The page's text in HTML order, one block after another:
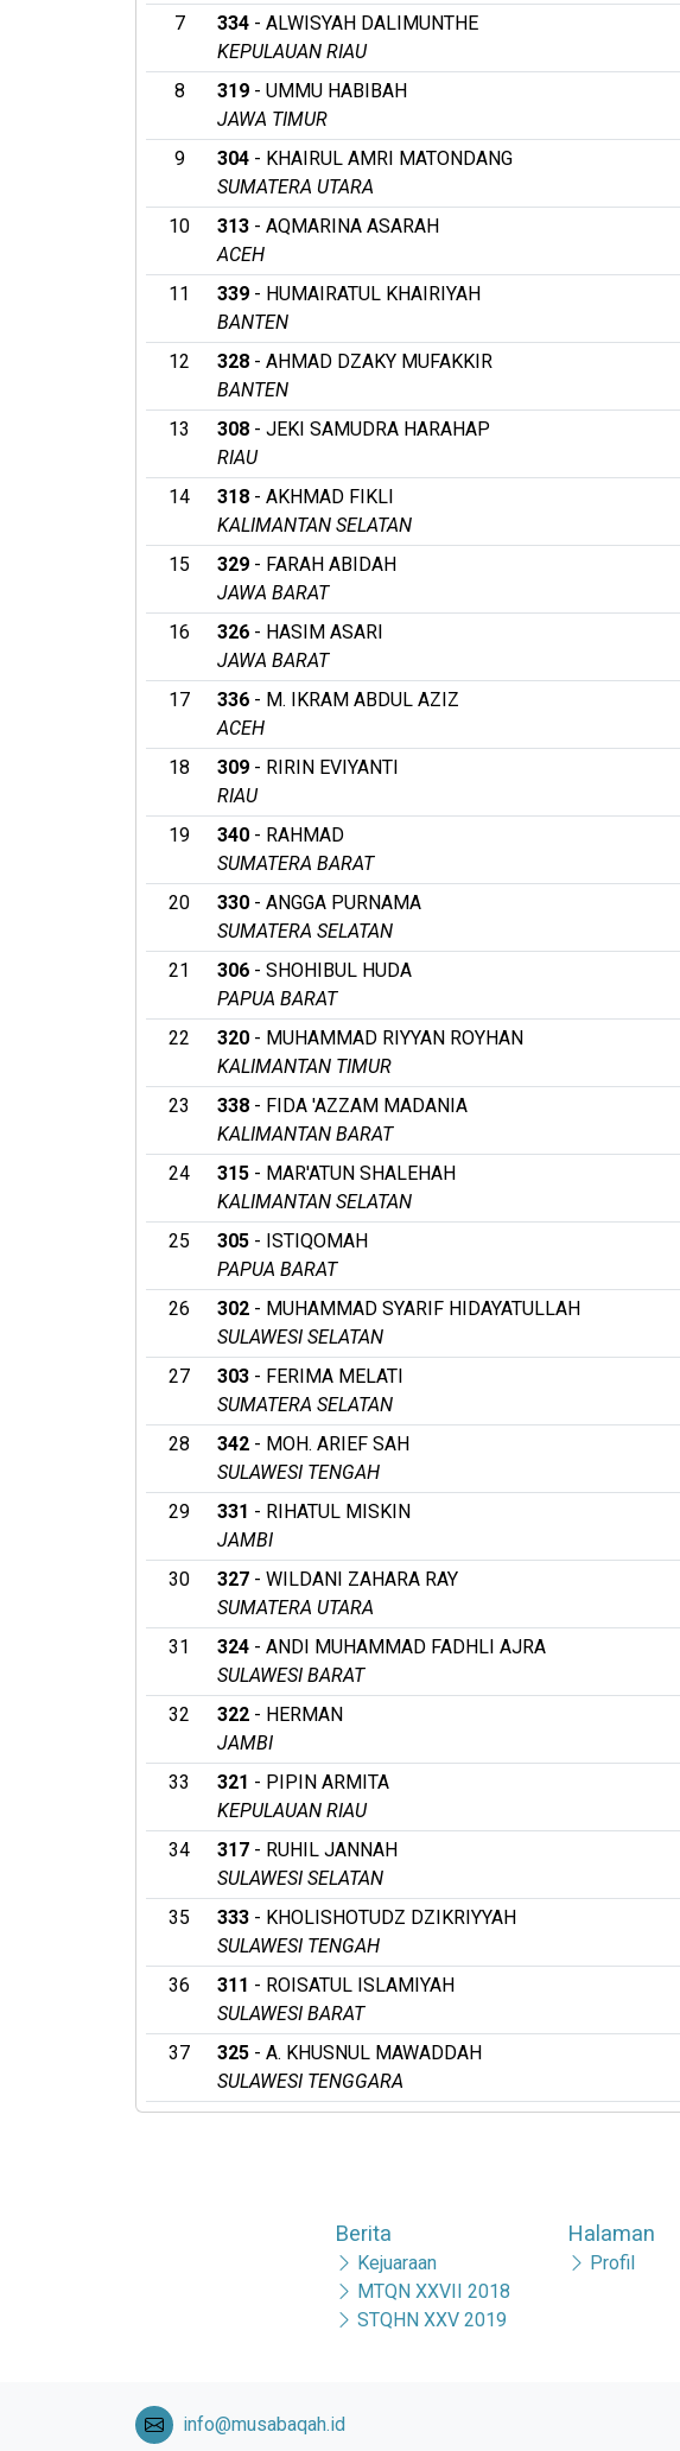
7
334 - ALWISYAH DALIMUNTHE
KEPULAUAN RIAU
8
319 - UMMU HABIBAH
JAWA TIMUR
9
304 - KHAIRUL AMRI MATONDANG
SUMATERA UTARA
10
313 - AQMARINA ASARAH
ACEH
11
339 - HUMAIRATUL KHAIRIYAH
BANTEN
12
328 - AHMAD DZAKY MUFAKKIR
BANTEN
13
308 - JEKI SAMUDRA HARAHAP
RIAU
14
318 - AKHMAD FIKLI
KALIMANTAN SELATAN
15
329 - FARAH ABIDAH
JAWA BARAT
16
326 - HASIM ASARI
JAWA BARAT
17
336 - M. IKRAM ABDUL AZIZ
ACEH
18
309 - RIRIN EVIYANTI
RIAU
19
340 - RAHMAD
SUMATERA BARAT
20
330 - ANGGA PURNAMA
SUMATERA SELATAN
21
306 - SHOHIBUL HUDA
PAPUA BARAT
22
320 - MUHAMMAD RIYYAN ROYHAN
KALIMANTAN TIMUR
23
338 - FIDA 'AZZAM MADANIA
KALIMANTAN BARAT
24
315 - MAR'ATUN SHALEHAH
KALIMANTAN SELATAN
25
305 - ISTIQOMAH
PAPUA BARAT
26
302 - MUHAMMAD SYARIF HIDAYATULLAH
SULAWESI SELATAN
27
303 - FERIMA MELATI
SUMATERA SELATAN
28
342 - MOH. ARIEF SAH
SULAWESI TENGAH
29
331 - RIHATUL MISKIN
JAMBI
30
327 - WILDANI ZAHARA RAY
SUMATERA UTARA
31
324 - ANDI MUHAMMAD FADHLI AJRA
SULAWESI BARAT
32
322 - HERMAN
JAMBI
33
321 - PIPIN ARMITA
KEPULAUAN RIAU
34
317 - RUHIL JANNAH
SULAWESI SELATAN
35
333 - KHOLISHOTUDZ DZIKRIYYAH
SULAWESI TENGAH
36
311 - ROISATUL ISLAMIYAH
SULAWESI BARAT
37
325 - A. KHUSNUL MAWADDAH
SULAWESI TENGGARA
Berita
Kejuaraan
MTQN XXVII 2018
STQHN XXV 2019
Halaman
Profil
info@musabaqah.id